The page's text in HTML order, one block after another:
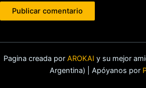
Pagina creada por AROKAI y su mejor
Argentina) | Apóyanos por